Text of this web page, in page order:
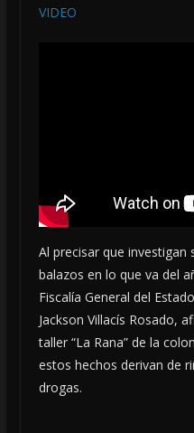
VIDEO
Al precisar que
balazos en lo que va del
Fiscalía General del
Jackson Villacís Rosado,
taller “La Rana” de la
estos hechos derivan de
drogas.